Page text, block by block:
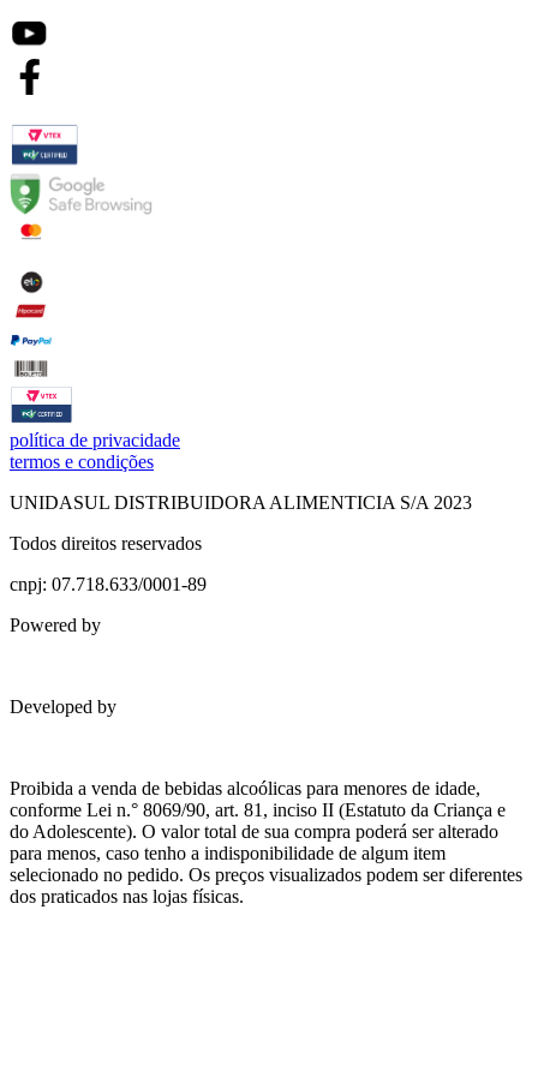
política de privacidade
termos e condições
UNIDASUL DISTRIBUIDORA ALIMENTICIA S/A 2023
Todos direitos reservados
cnpj: 07.718.633/0001-89
Powered by
Developed by
Proibida a venda de bebidas alcoólicas para menores de idade,
conforme Lei n.° 8069/90, art. 81, inciso II (Estatuto da Criança e
do Adolescente). O valor total de sua compra poderá ser alterado
para menos, caso tenho a indisponibilidade de algum item
selecionado no pedido. Os preços visualizados podem ser diferentes
dos praticados nas lojas físicas.